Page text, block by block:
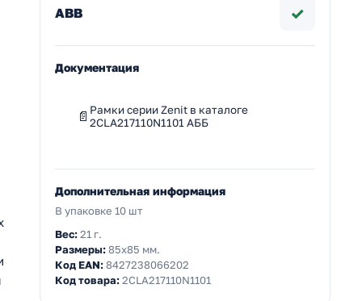
ABB ✓
Документация
Рамки серии Zenit в каталоге
2CLA217110N1101 АББ
Дополнительная информация
В упаковке 10 шт
Вес:21 г.
Размеры:85x85 мм.
Код EAN:8427238066202
Код товара:2CLA217110N1101